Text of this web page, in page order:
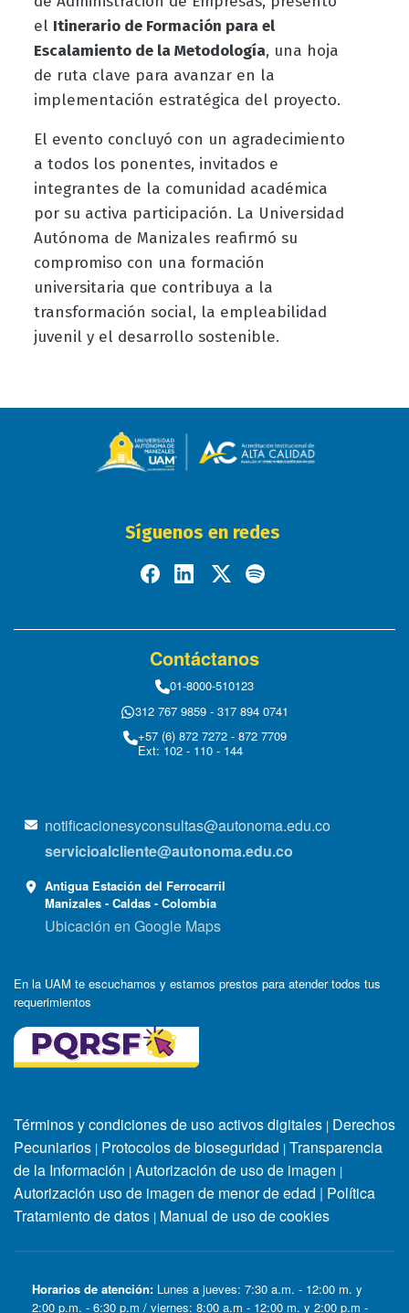
el Itinerario de Formación para el
Escalamiento de la Metodología, una hoja
de ruta clave para avanzar en la
implementación estratégica del proyecto.
El evento concluyó con un agradecimiento
a todos los ponentes, invitados e
integrantes de la comunidad académica
por su activa participación. La Universidad
Autónoma de Manizales reafirmó su
compromiso con una formación
universitaria que contribuya a la
transformación social, la empleabilidad
juvenil y el desarrollo sostenible.
Síguenos en redes
Contáctanos
01-8000-510123
312 767 9859 - 317 894 0741
+57 (6) 872 7272 - 872 7709
Ext: 102 - 110 - 144
notificacionesyconsultas@autonoma.edu.co
servicioalcliente@autonoma.edu.co
Antigua Estación del Ferrocarril
Manizales - Caldas - Colombia
Ubicación en Google Maps
En la UAM te escuchamos y estamos prestos para atender todos tus
requerimientos
Términos y condiciones de uso activos digitales | Derechos
Pecuniarios | Protocolos de bioseguridad | Transparencia
de la Información | Autorización de uso de imagen |
Autorización uso de imagen de menor de edad | Política
Tratamiento de datos | Manual de uso de cookies
Horarios de atención: Lunes a jueves: 7:30 a.m. - 12:00 m. y
2:00 p.m. - 6:30 p.m / viernes: 8:00 a.m - 12:00 m. y 2:00 p.m -